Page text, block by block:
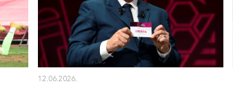
12.06.2026.